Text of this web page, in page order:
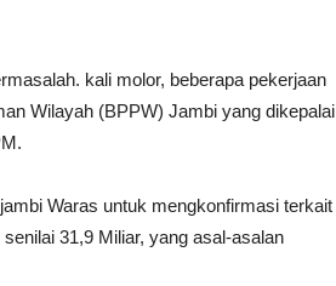
kali molor, beberapa pekerjaan
Wilayah (BPPW) Jambi yang dikepalai
Waras untuk mengkonfirmasi terkait
31,9 Miliar, yang asal-asalan